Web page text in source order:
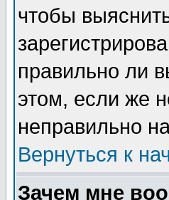
чтобы
правильно ли
этом, если же
неправильно
Вернуться к
Зачем мне